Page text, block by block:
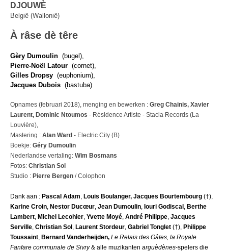
DJOUWÈ
België (Wallonië)
À râse dè têre
Gèry Dumoulin (bugel),
Pierre-Noël Latour (cornet),
Gilles Dropsy (euphonium),
Jacques Dubois (bastuba)
Opnames (februari 2018), menging en bewerken : Greg Chainis, Xavier
Laurent, Dominic Ntoumos - Résidence Artiste - Stacia Records (La
Louvière),
Mastering : Alan Ward - Electric City (B)
Boekje: Géry Dumoulin
Nederlandse vertaling: Wim Bosmans
Fotos: Christian Sol
Studio : Pierre Bergen / Colophon
Dank aan : Pascal Adam Louis Boulanger, Jacques Bourtembourg (†),
Karine Croin Nestor Ducœur Jean Dumoulin Iouri Godiscal Berthe
Lambert Michel Lecohier Yvette Moyé André Philippe Jacques
Serville Christian Sol Laurent Stordeur Gabriel Tonglet (†), Philippe
Toussaint Bernard Vanderheijden, Le Relais des Gâtes, la Royale
Fanfare communale de Sivry& alle muzikanten arguèdènes-spelers die